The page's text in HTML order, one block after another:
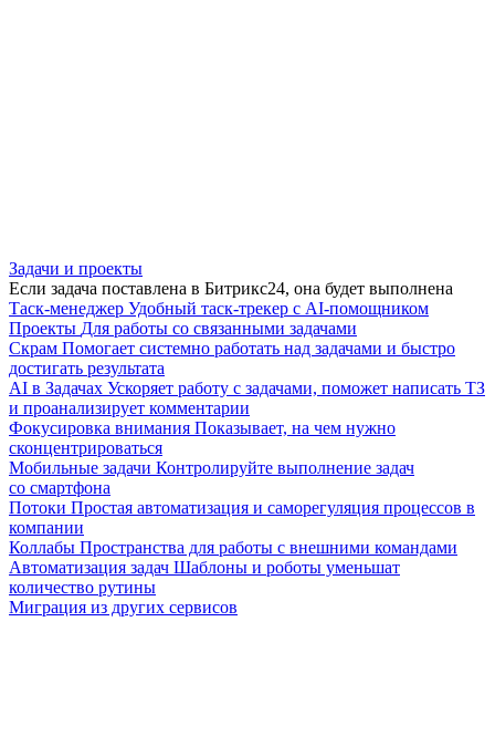
Задачи и проекты
Если задача поставлена в Битрикс24, она будет выполнена
Таск-менеджер Удобный таск-трекер с AI-помощником
Проекты Для работы со связанными задачами
Скрам Помогает системно работать над задачами и быстро
достигать результата
AI в Задачах Ускоряет работу с задачами, поможет написать ТЗ
и проанализирует комментарии
Фокусировка внимания Показывает, на чем нужно
сконцентрироваться
Мобильные задачи Контролируйте выполнение задач
со смартфона
Потоки Простая автоматизация и саморегуляция процессов в
компании
Коллабы Пространства для работы с внешними командами
Автоматизация задач Шаблоны и роботы уменьшат
количество рутины
Миграция из других сервисов